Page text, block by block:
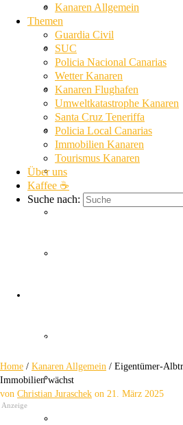
Gran Canaria News
Fuerteventura News
Lanzarote News
La Gomera News
La Palma News
SUC
Kanaren Allgemein
Themen
Guardia Civil
SUC
Policia Nacional Canarias
Wetter Kanaren
Kanaren Flughafen
Umweltkatastrophe Kanaren
Santa Cruz Teneriffa
Policia Local Canarias
Immobilien Kanaren
Tourismus Kanaren
Über uns
Kaffee ☕
Suche nach:
Eigentümer-
Immer mehr besetzte Kanaren Immobilien
Home / Kanaren Allgemein / Eigentümer-
Immobilien wächst
von Christian Juraschek on 21. März 2025
Anzeige